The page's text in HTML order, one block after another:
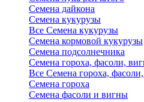
Семена дайкона
Семена кукурузы
Все Семена кукурузы
Семена кормовой кукурузы
Семена подсолнечника
Семена гороха, фасоли,
Все Семена гороха,
Семена гороха
Семена фасоли и вигны